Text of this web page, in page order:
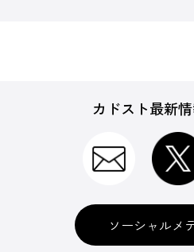
カドスト最新
ソーシャルメ